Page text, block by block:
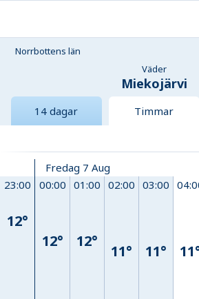
Norrbottens län
Väder
Miekojärvi
14 dagar Timmar
23:00
12°
Fredag 7 Aug
00:00
12°
01:00
12°
02:00
11°
03:00
11°